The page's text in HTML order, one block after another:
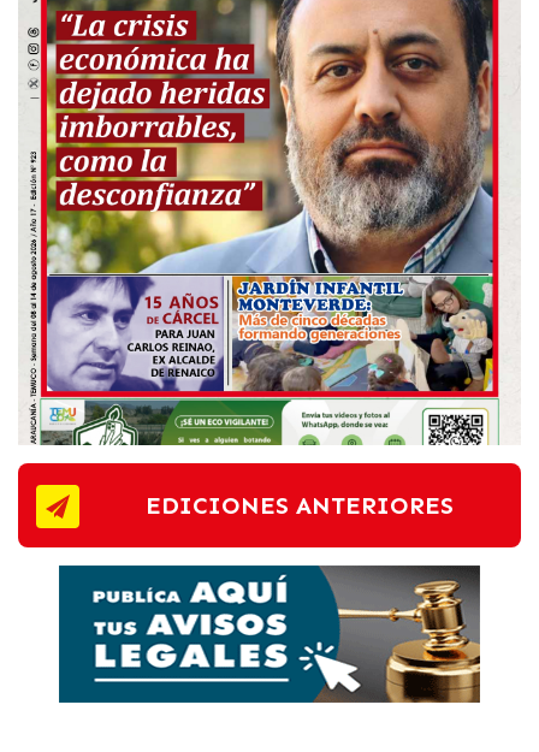
EDICIONES ANTERIORES